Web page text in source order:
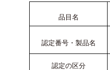
品目名
認定番号・製品名
認定の区分